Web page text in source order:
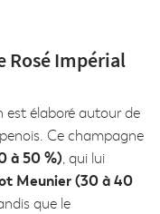
Rosé Impérial
est élaboré autour de
Ce champagne
à 50 %) , qui lui
Meunier (30 à 40
que le